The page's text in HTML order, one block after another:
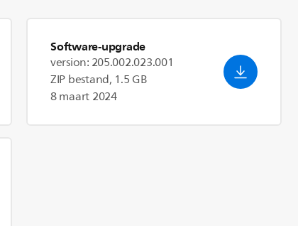
Software-upgrade
version: 205.002.023.001
ZIP bestand, 1.5 GB
8 maart 2024